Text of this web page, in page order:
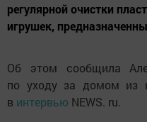
регулярной очистки
игрушек,
Об этом сообщила
по уходу за домом из
в интервью NEWS. ru.